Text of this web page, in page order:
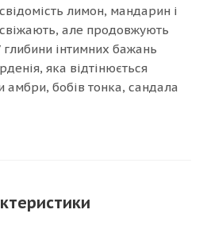
лимон, мандарин і
але продовжують
глибини інтимних бажань
яка відтінюється
бобів тонка, сандала